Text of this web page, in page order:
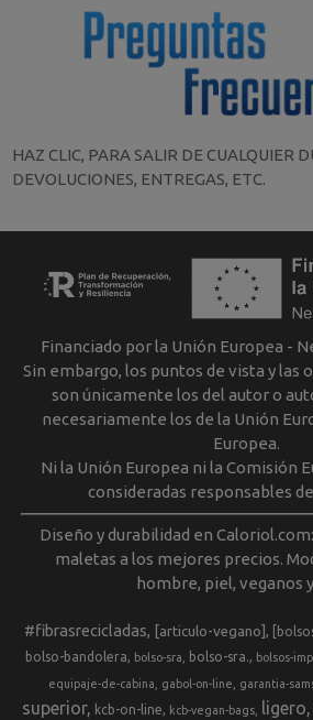
HAZ CLIC, PARA SALIR DE CUALQUIER
DEVOLUCIONES, ENTREGAS, ETC.
Financiado por la Unión Europea -
Sin embargo, los puntos de vista y las
son únicamente los del autor o
necesariamente los de la Unión
Europea.
Ni la Unión Europea ni la Comisión
consideradas responsables
Diseño y durabilidad en
maletas a los mejores precios.
hombre, piel, veganos
#fibrasrecicladas [articulo-vegano]
bolso-bandolera bolso-sra bolso-sra. bolsos-
equipaje-de-cabina gabol-on-line garantia-
superior
kcb-on-line kcb-vegan-bags ligero